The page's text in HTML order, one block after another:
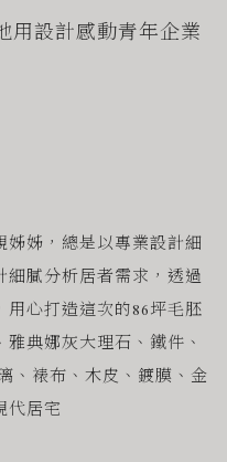
用設計感動青年企業
姊，總是以專業設計細
膩分析居者需求，透過
心打造這次的86坪毛胚
典娜灰大理石、鐵件、
、裱布、木皮、鍍膜、金
代居宅